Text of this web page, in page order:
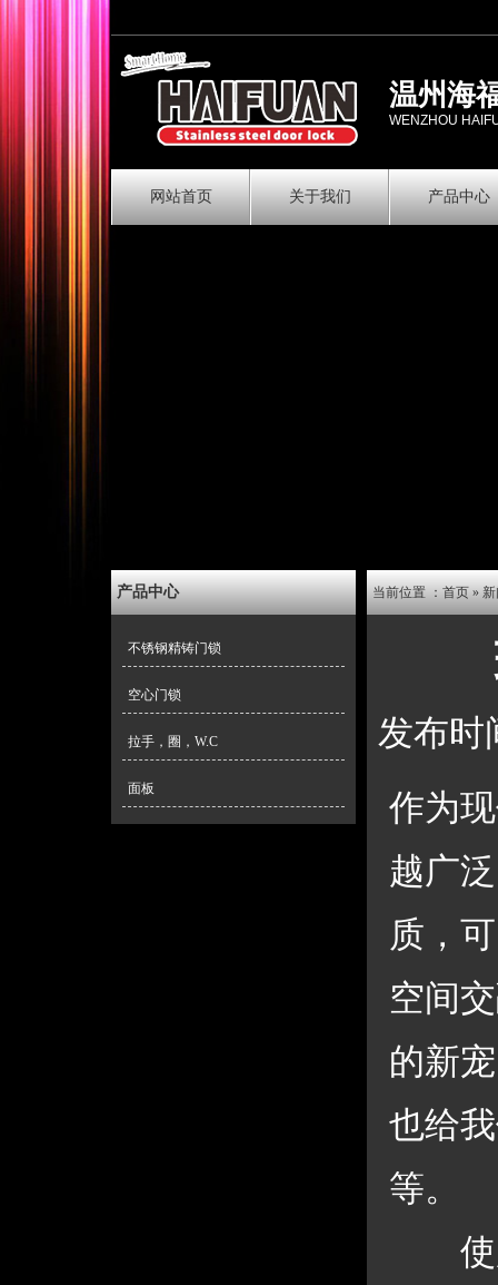
温州海
WENZHOU
网站首页 关于我们 产品中心
产品中心
不锈钢精铸门锁
空心门锁
拉手，圈，W.C
面板
当前位置 ： 首页 »
发布时
作为
越广
质，
空间
的新
也给
等。
使